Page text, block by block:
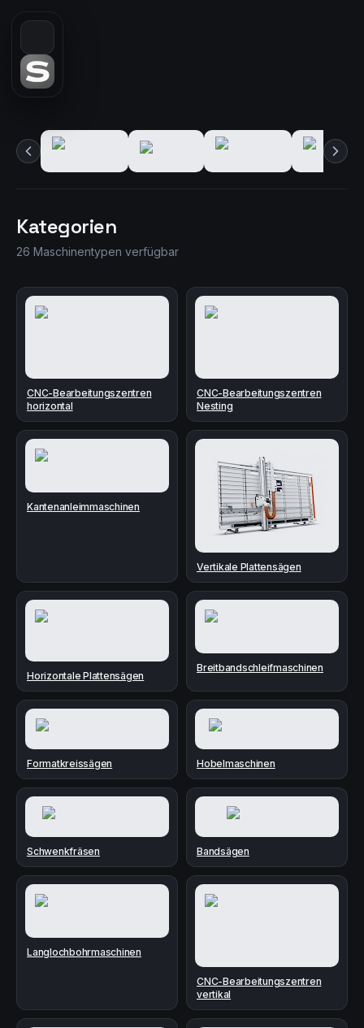
Kategorien
26 Maschinentypen verfügbar
CNC-Bearbeitungszentren
horizontal
CNC-Bearbeitungszentren
Nesting
Kantenanleimmaschinen
Vertikale Plattensägen
Horizontale Plattensägen
Breitbandschleifmaschinen
Formatkreissägen Hobelmaschinen
Schwenkfräsen Bandsägen
Langlochbohrmaschinen
CNC-Bearbeitungszentren
vertikal